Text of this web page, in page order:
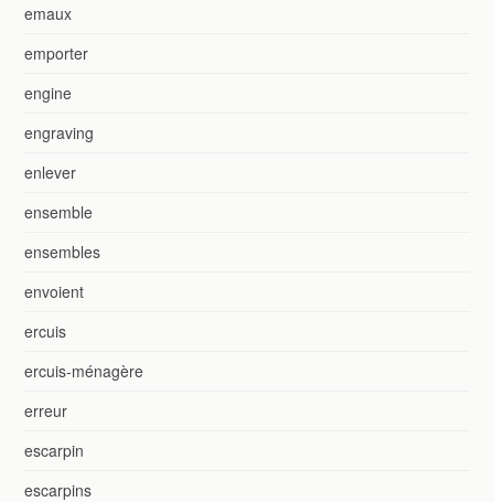
emaux
emporter
engine
engraving
enlever
ensemble
ensembles
envoient
ercuis
ercuis-ménagère
erreur
escarpin
escarpins